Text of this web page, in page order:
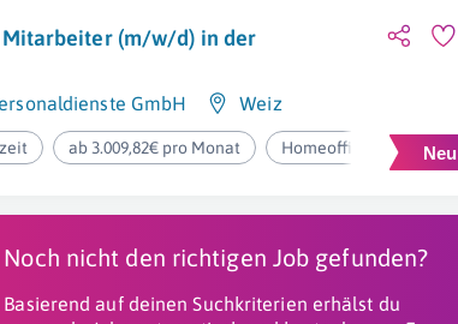
Mitarbeiter (m/w/d) in der
GmbH Weiz
ab 3.009,82€ pro Monat Homeoffice
Noch nicht den richtigen Job gefunden?
Basierend auf deinen Suchkriterien erhälst du